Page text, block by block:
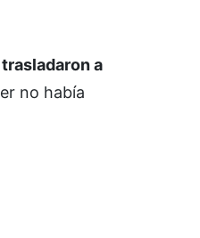
trasladaron a
no había